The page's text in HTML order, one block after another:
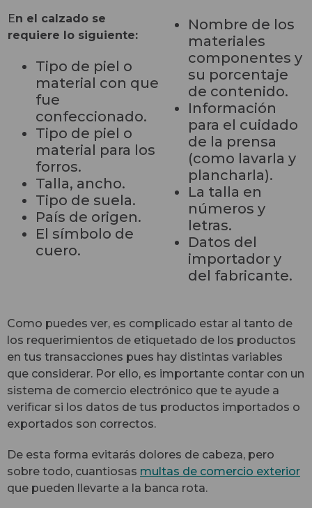
En el calzado se
requiere lo siguiente:
Tipo de piel o
material con que
fue
confeccionado.
Tipo de piel o
material para los
forros.
Talla, ancho.
Tipo de suela.
País de origen.
El símbolo de
cuero.
Nombre de los
materiales
componentes y
su porcentaje
de contenido.
Información
para el cuidado
de la prensa
(como lavarla y
plancharla).
La talla en
números y
letras.
Datos del
importador y
del fabricante.
Como puedes ver, es complicado estar al tanto de
los requerimientos de etiquetado de los productos
en tus transacciones pues hay distintas variables
que considerar. Por ello, es importante contar con un
sistema de comercio electrónico que te ayude a
verificar si los datos de tus productos importados o
exportados son correctos.
De esta forma evitarás dolores de cabeza, pero
sobre todo, cuantiosas multas de comercio exterior
que pueden llevarte a la banca rota.